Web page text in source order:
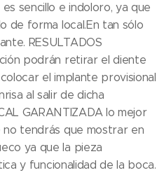
sencillo e indoloro, ya que
de forma local.En tan sólo
RESULTADOS
podrán retirar el diente
el implante provisional
al salir de dicha
GARANTIZADA lo mejor
tendrás que mostrar en
ya que la pieza
y funcionalidad de la boca.